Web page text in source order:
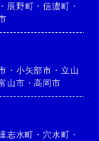
・ 辰野町 ・信濃町 ・
・ 小矢部市 ・ 立山
山市 ・高岡市
志水町 ・ 穴水町 ・